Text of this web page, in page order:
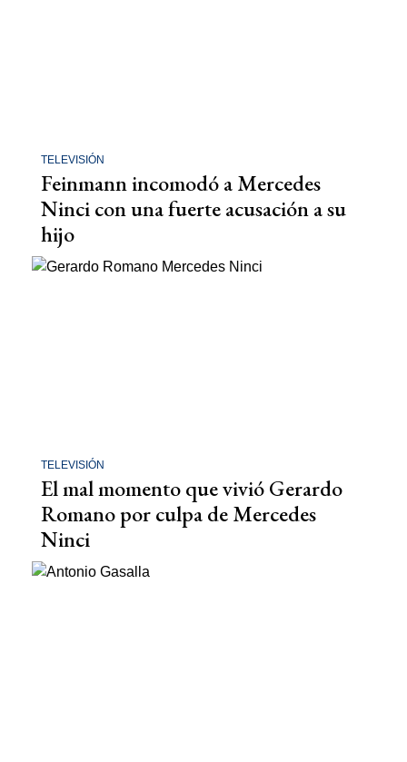
TELEVISIÓN
Feinmann incomodó a Mercedes
Ninci con una fuerte acusación a su
hijo
TELEVISIÓN
El mal momento que vivió Gerardo
Romano por culpa de Mercedes
Ninci